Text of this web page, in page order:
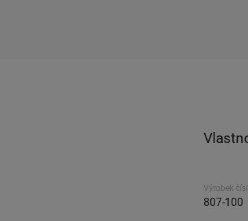
Výrobek
807-100